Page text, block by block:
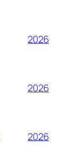
2026
2026
2026